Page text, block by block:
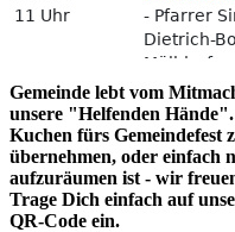
Gemeinde lebt vom
unsere "Helfenden
Kuchen fürs Gemeindefest
übernehmen, oder einfach
aufzuräumen ist - wir
Trage Dich einfach auf
QR-Code ein.